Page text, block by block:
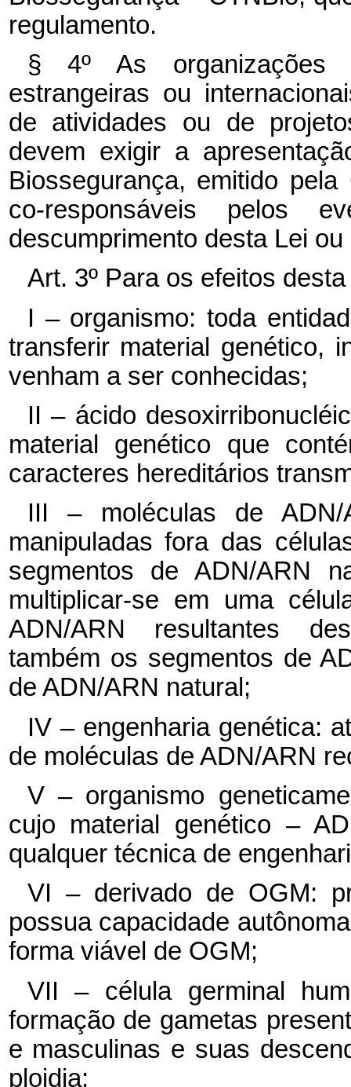
regulamento.
§ 4º As organizações
estrangeiras ou
de atividades ou de
devem exigir a
Biossegurança, emitido
co-responsáveis pelos
descumprimento desta Lei
Art. 3º Para os efeitos
I – organismo: toda
transferir material genético,
venham a ser conhecidas;
II – ácido
material genético que
caracteres hereditários
III – moléculas de ADN/
manipuladas fora das
segmentos de ADN/ARN
multiplicar-se em uma
ADN/ARN resultantes
também os segmentos de
de ADN/ARN natural;
IV – engenharia genética:
de moléculas de ADN/ARN
V – organismo
cujo material genético –
qualquer técnica de
VI – derivado de OGM:
possua capacidade
forma viável de OGM;
VII – célula germinal
formação de gametas
e masculinas e suas
ploidia;